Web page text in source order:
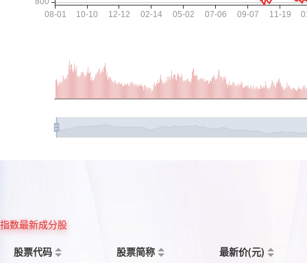
指数最新成分股
股票代码
股票简称 最新价(元)